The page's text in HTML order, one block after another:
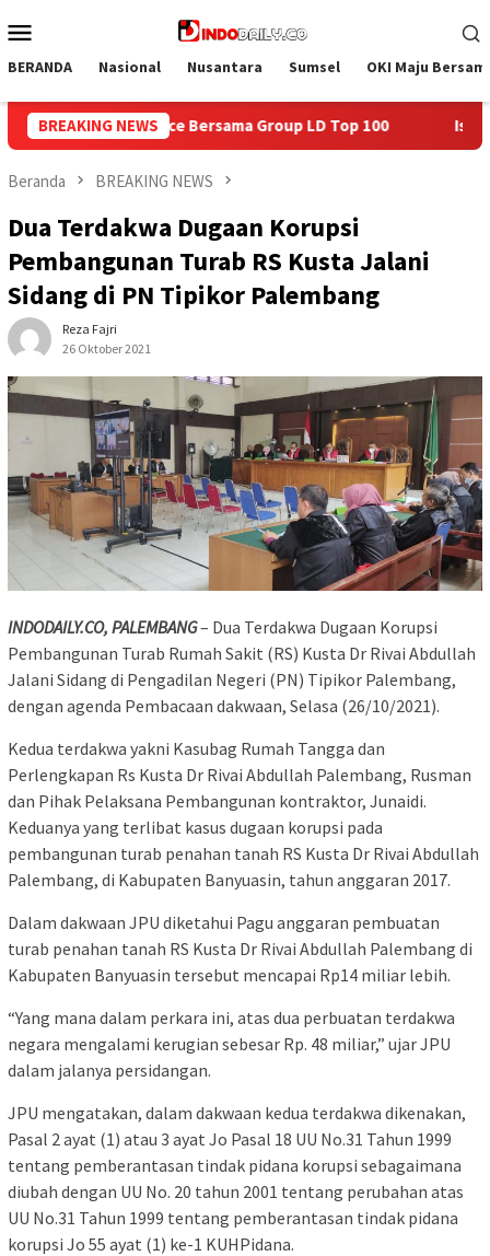
ke
Mobile
BERANDA Nasional Nusantara Sumsel OKI Maju
BREAKING NEWS
LD Top 100 Isi Kemerdekaan dengan Kepedulian,
Beranda BREAKING NEWS
Dua Terdakwa Dugaan Korupsi
Pembangunan Turab RS Kusta Jalani
Sidang di PN Tipikor Palembang
Reza Fajri
26 Oktober 2021
INDODAILY.CO, PALEMBANG– Dua Terdakwa Dugaan Korupsi
Pembangunan Turab Rumah Sakit (RS) Kusta Dr Rivai Abdullah
Jalani Sidang di Pengadilan Negeri (PN) Tipikor Palembang,
dengan agenda Pembacaan dakwaan, Selasa (26/10/2021).
Kedua terdakwa yakni Kasubag Rumah Tangga dan
Perlengkapan Rs Kusta Dr Rivai Abdullah Palembang, Rusman
dan Pihak Pelaksana Pembangunan kontraktor, Junaidi.
Keduanya yang terlibat kasus dugaan korupsi pada
pembangunan turab penahan tanah RS Kusta Dr Rivai Abdullah
Palembang, di Kabupaten Banyuasin, tahun anggaran 2017.
Dalam dakwaan JPU diketahui Pagu anggaran pembuatan
turab penahan tanah RS Kusta Dr Rivai Abdullah Palembang di
Kabupaten Banyuasin tersebut mencapai Rp14 miliar lebih.
“Yang mana dalam perkara ini, atas dua perbuatan terdakwa
negara mengalami kerugian sebesar Rp. 48 miliar,” ujar JPU
dalam jalanya persidangan.
JPU mengatakan, dalam dakwaan kedua terdakwa dikenakan,
Pasal 2 ayat (1) atau 3 ayat Jo Pasal 18 UU No.31 Tahun 1999
tentang pemberantasan tindak pidana korupsi sebagaimana
diubah dengan UU No. 20 tahun 2001 tentang perubahan atas
UU No.31 Tahun 1999 tentang pemberantasan tindak pidana
korupsi Jo 55 ayat (1) ke-1 KUHPidana.